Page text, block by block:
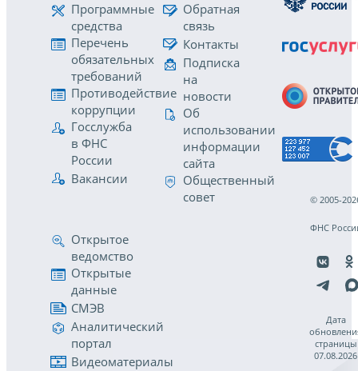
Программные
средства
Перечень
обязательных
требований
Противодействие
коррупции
Госслужба
в ФНС
России
Вакансии
Обратная
связь
Контакты
Подписка
на
новости
Об
использовании
информации
сайта
Общественный
совет
Открытое
ведомство
Открытые
данные
СМЭВ
Аналитический
портал
Видеоматериалы
© 2005-
ФНС
Дата
страницы
07.08.2026